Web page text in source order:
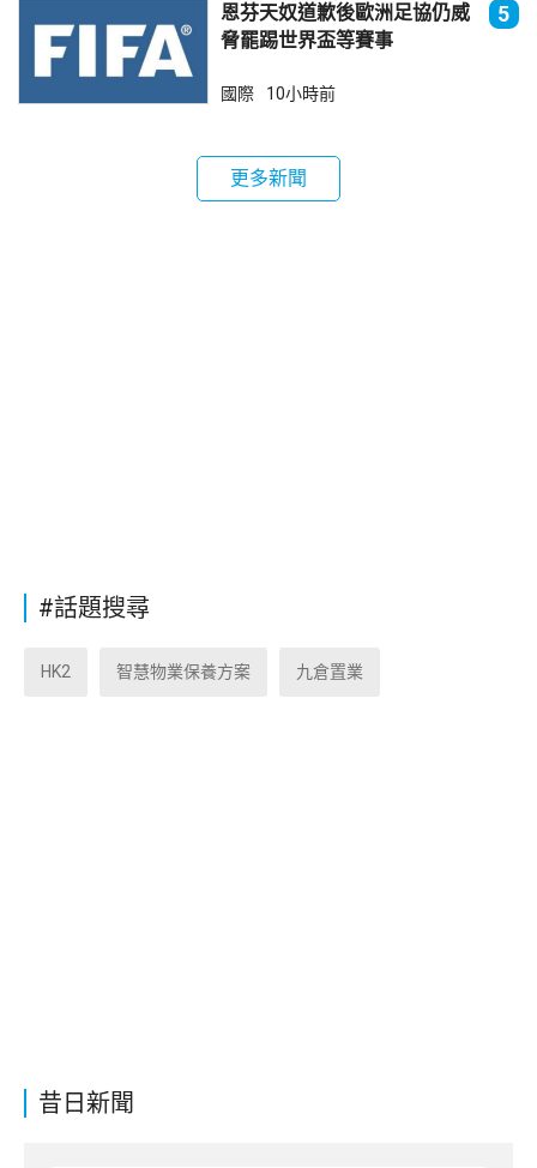
昔日新聞
恩芬天奴道歉後歐洲足協仍威
脅罷踢世界盃等賽事
5
國際 10小時前
更多新聞
#話題搜尋
HK2 智慧物業保養方案 九倉置業